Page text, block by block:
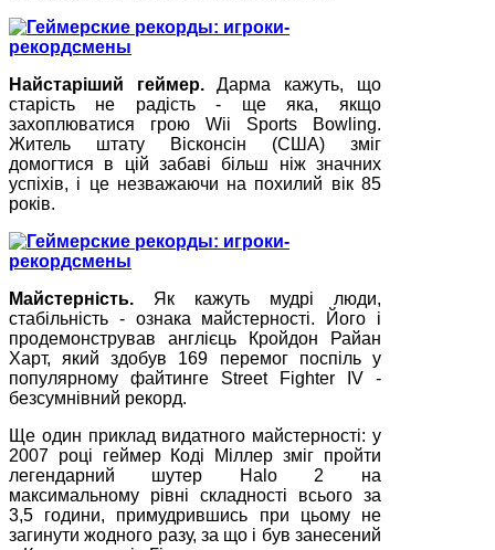
Найстаріший геймер.Дарма кажуть, що
старість не радість - ще яка, якщо
захоплюватися грою Wii Sports Bowling.
Житель штату Вісконсін (США) зміг
домогтися в цій забаві більш ніж значних
успіхів, і це незважаючи на похилий вік 85
років.
Майстерність. Як кажуть мудрі люди,
стабільність - ознака майстерності. Його і
продемонстрував англієць Кройдон Райан
Харт, який здобув 169 перемог поспіль у
популярному файтинге Street Fighter IV -
безсумнівний рекорд.
Ще один приклад видатного майстерності: у
2007 році геймер Коді Міллер зміг пройти
легендарний шутер Halo 2 на
максимальному рівні складності всього за
3,5 години, примудрившись при цьому не
загинути жодного разу, за що і був занесений